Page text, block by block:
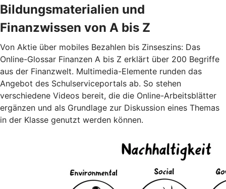
Bildungsmaterialien und
Finanzwissen von A bis Z
Von Aktie über mobiles Bezahlen bis Zinseszins: Das
Online-Glossar Finanzen A bis Z erklärt über 200 Begriffe
aus der Finanzwelt. Multimedia-Elemente runden das
Angebot des Schulserviceportals ab. So stehen
verschiedene Videos bereit, die die Online-Arbeitsblätter
ergänzen und als Grundlage zur Diskussion eines Themas
in der Klasse genutzt werden können.